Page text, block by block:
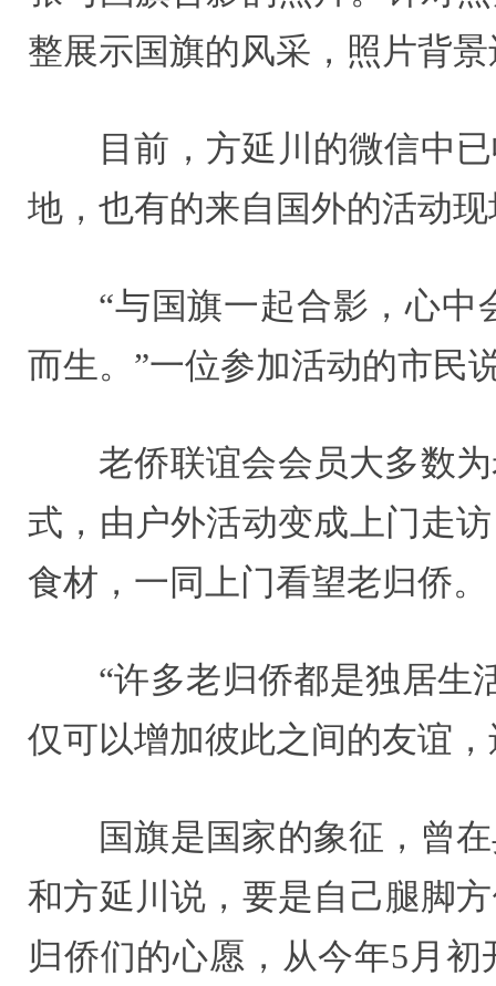
整展示国旗的风采，照片背
目前，方延川的微信中
地，也有的来自国外的活动
“与国旗一起合影，心
而生。”一位参加活动的市民
老侨联谊会会员大多数
式，由户外活动变成上门走
食材，一同上门看望老归侨。
“许多老归侨都是独居生
仅可以增加彼此之间的友谊
国旗是国家的象征，曾
和方延川说，要是自己腿脚
归侨们的心愿，从今年5月